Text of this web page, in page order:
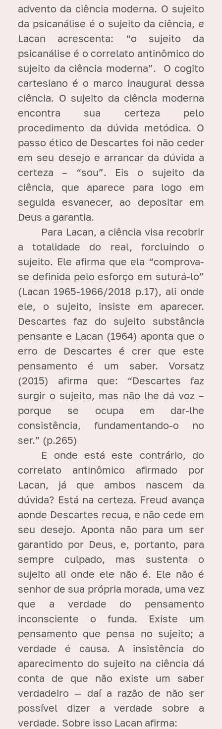
advento da ciência moderna. O sujeito
da psicanálise é o sujeito da ciência, e
Lacan acrescenta: “o sujeito da
psicanálise é o correlato antinômico do
sujeito da ciência moderna”. O cogito
cartesiano é o marco inaugural dessa
ciência. O sujeito da ciência moderna
encontra sua certeza pelo
procedimento da dúvida metódica. O
passo ético de Descartes foi não ceder
em seu desejo e arrancar da dúvida a
certeza – “sou”. Eis o sujeito da
ciência, que aparece para logo em
seguida esvanecer, ao depositar em
Deus a garantia.
Para Lacan, a ciência visa recobrir
a totalidade do real, forcluindo o
sujeito. Ele afirma que ela “comprova-
se definida pelo esforço em suturá-lo”
(Lacan 1965-1966/2018 p.17), ali onde
ele, o sujeito, insiste em aparecer.
Descartes faz do sujeito substância
pensante e Lacan (1964) aponta que o
erro de Descartes é crer que este
pensamento é um saber. Vorsatz
(2015) afirma que: “Descartes faz
surgir o sujeito, mas não lhe dá voz –
porque se ocupa em dar-lhe
consistência, fundamentando-o no
ser.” (p.265)
E onde está este contrário, do
correlato antinômico afirmado por
Lacan, já que ambos nascem da
dúvida? Está na certeza. Freud avança
aonde Descartes recua, e não cede em
seu desejo. Aponta não para um ser
garantido por Deus, e, portanto, para
sempre culpado, mas sustenta o
sujeito ali onde ele não é. Ele não é
senhor de sua própria morada, uma vez
que a verdade do pensamento
inconsciente o funda. Existe um
pensamento que pensa no sujeito; a
verdade é causa. A insistência do
aparecimento do sujeito na ciência dá
conta de que não existe um saber
verdadeiro — daí a razão de não ser
possível dizer a verdade sobre a
verdade. Sobre isso Lacan afirma: